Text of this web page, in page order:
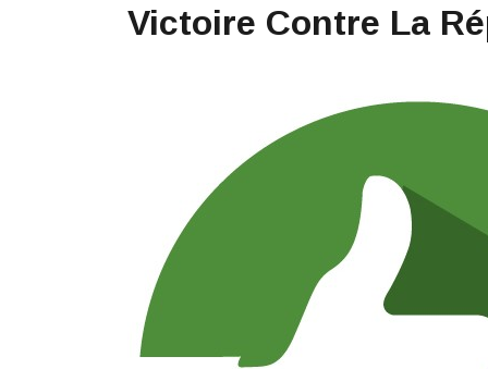
Victoire Contre La